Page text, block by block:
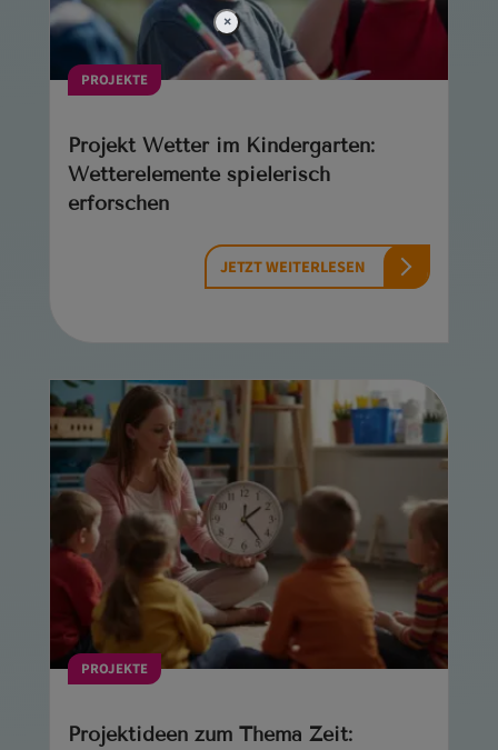
×
PROJEKTE
Projekt Wetter im Kindergarten:
Wetterelemente spielerisch
erforschen
JETZT WEITERLESEN
PROJEKTE
Projektideen zum Thema Zeit: